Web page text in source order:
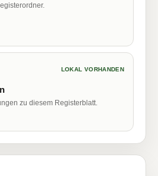
LOKAL VORHANDEN
zu diesem Registerblatt.